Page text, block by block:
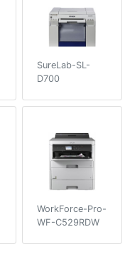
SureLab-SL-
D700
WorkForce-Pro-
WF-C529RDW